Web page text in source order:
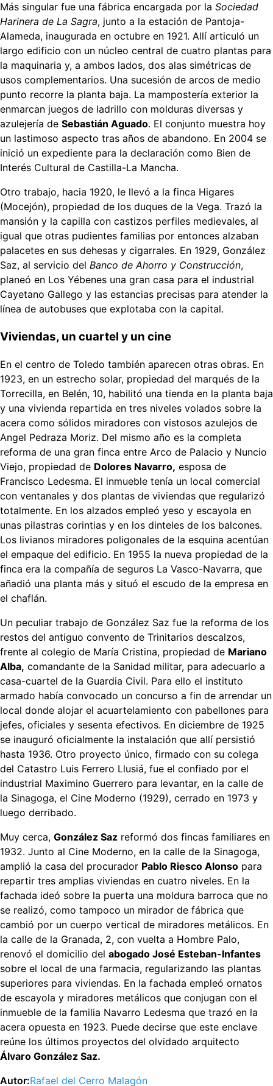
Más singular fue una fábrica encargada por la Sociedad
Harinera de La Sagra, junto a la estación de Pantoja-
Alameda, inaugurada en octubre en 1921. Allí articuló un
largo edificio con un núcleo central de cuatro plantas para
la maquinaria y, a ambos lados, dos alas simétricas de
usos complementarios. Una sucesión de arcos de medio
punto recorre la planta baja. La mampostería exterior la
enmarcan juegos de ladrillo con molduras diversas y
azulejería de Sebastián Aguado. El conjunto muestra hoy
un lastimoso aspecto tras años de abandono. En 2004 se
inició un expediente para la declaración como Bien de
Interés Cultural de Castilla-La Mancha.
Otro trabajo, hacia 1920, le llevó a la finca Higares
(Mocejón), propiedad de los duques de la Vega. Trazó la
mansión y la capilla con castizos perfiles medievales, al
igual que otras pudientes familias por entonces alzaban
palacetes en sus dehesas y cigarrales. En 1929, González
Saz, al servicio del Banco de Ahorro y Construcción,
planeó en Los Yébenes una gran casa para el industrial
Cayetano Gallego y las estancias precisas para atender la
línea de autobuses que explotaba con la capital.
Viviendas, un cuartel y un cine
En el centro de Toledo también aparecen otras obras. En
1923, en un estrecho solar, propiedad del marqués de la
Torrecilla, en Belén, 10, habilitó una tienda en la planta baja
y una vivienda repartida en tres niveles volados sobre la
acera como sólidos miradores con vistosos azulejos de
Angel Pedraza Moriz. Del mismo año es la completa
reforma de una gran finca entre Arco de Palacio y Nuncio
Viejo, propiedad de Dolores Navarro, esposa de
Francisco Ledesma. El inmueble tenía un local comercial
con ventanales y dos plantas de viviendas que regularizó
totalmente. En los alzados empleó yeso y escayola en
unas pilastras corintias y en los dinteles de los balcones.
Los livianos miradores poligonales de la esquina acentúan
el empaque del edificio. En 1955 la nueva propiedad de la
finca era la compañía de seguros La Vasco-Navarra, que
añadió una planta más y situó el escudo de la empresa en
el chaflán.
Un peculiar trabajo de González Saz fue la reforma de los
restos del antiguo convento de Trinitarios descalzos,
frente al colegio de María Cristina, propiedad de Mariano
Alba, comandante de la Sanidad militar, para adecuarlo a
casa-cuartel de la Guardia Civil. Para ello el instituto
armado había convocado un concurso a fin de arrendar un
local donde alojar el acuartelamiento con pabellones para
jefes, oficiales y sesenta efectivos. En diciembre de 1925
se inauguró oficialmente la instalación que allí persistió
hasta 1936. Otro proyecto único, firmado con su colega
del Catastro Luis Ferrero Llusiá, fue el confiado por el
industrial Maximino Guerrero para levantar, en la calle de
la Sinagoga, el Cine Moderno (1929), cerrado en 1973 y
luego derribado.
Muy cerca, González Saz reformó dos fincas familiares en
1932. Junto al Cine Moderno, en la calle de la Sinagoga,
amplió la casa del procurador Pablo Riesco Alonso para
repartir tres amplias viviendas en cuatro niveles. En la
fachada ideó sobre la puerta una moldura barroca que no
se realizó, como tampoco un mirador de fábrica que
cambió por un cuerpo vertical de miradores metálicos. En
la calle de la Granada, 2, con vuelta a Hombre Palo,
renovó el domicilio del abogado José Esteban-Infantes
sobre el local de una farmacia, regularizando las plantas
superiores para viviendas. En la fachada empleó ornatos
de escayola y miradores metálicos que conjugan con el
inmueble de la familia Navarro Ledesma que trazó en la
acera opuesta en 1923. Puede decirse que este enclave
reúne los últimos proyectos del olvidado arquitecto
Álvaro González Saz.
Autor:Rafael del Cerro Malagón